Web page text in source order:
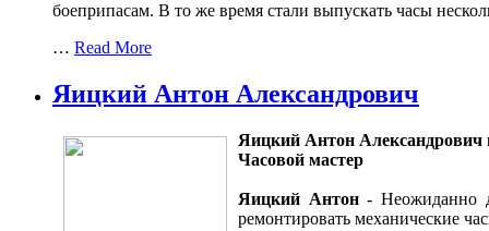
боеприпасам. В то же время стали выпускать часы
… Read More
Яицкий Антон Александрович
Яицкий Антон Александрович
Часовой мастер
Яицкий Антон- Неожиданно
ремонтировать механические